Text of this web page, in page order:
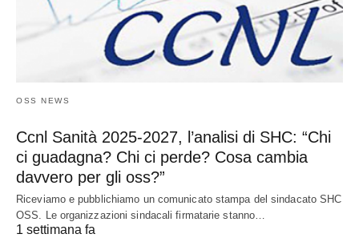
OSS NEWS
Ccnl Sanità 2025-2027, l’analisi di SHC: “Chi
ci guadagna? Chi ci perde? Cosa cambia
davvero per gli oss?”
Riceviamo e pubblichiamo un comunicato stampa del sindacato SHC
OSS. Le organizzazioni sindacali firmatarie stanno…
1 settimana fa